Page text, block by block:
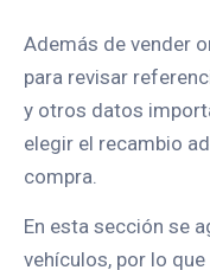
Además de vender
para revisar
y otros datos
elegir el recambio
compra.
En esta sección se
vehículos, por lo